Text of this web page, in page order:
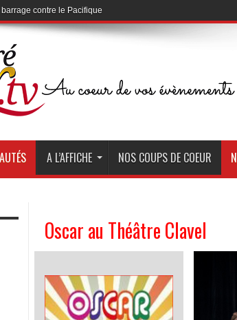
barrage contre le Pacifique
Théâtre de Poche de Montparnasse
A L’AFFICHE NOS COUPS DE COEUR
Oscar au Théâtre Clavel